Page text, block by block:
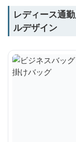
レディース通
ルデザイン